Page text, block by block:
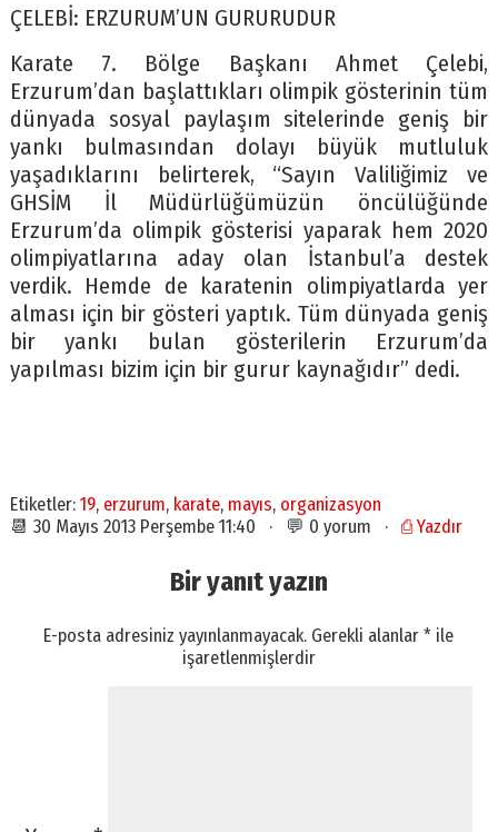
ÇELEBİ: ERZURUM’UN GURURUDUR
Karate 7. Bölge Başkanı Ahmet Çelebi,
Erzurum’dan başlattıkları olimpik gösterinin tüm
dünyada sosyal paylaşım sitelerinde geniş bir
yankı bulmasından dolayı büyük mutluluk
yaşadıklarını belirterek, “Sayın Valiliğimiz ve
GHSİM İl Müdürlüğümüzün öncülüğünde
Erzurum’da olimpik gösterisi yaparak hem 2020
olimpiyatlarına aday olan İstanbul’a destek
verdik. Hemde de karatenin olimpiyatlarda yer
alması için bir gösteri yaptık. Tüm dünyada geniş
bir yankı bulan gösterilerin Erzurum’da
yapılması bizim için bir gurur kaynağıdır” dedi.
Etiketler: 19, erzurum, karate, mayıs, organizasyon
📆 30 Mayıs 2013 Perşembe 11:40 · 💬 0 yorum · ⎙ Yazdır
Bir yanıt yazın
E-posta adresiniz yayınlanmayacak. Gerekli alanlar* ile
işaretlenmişlerdir